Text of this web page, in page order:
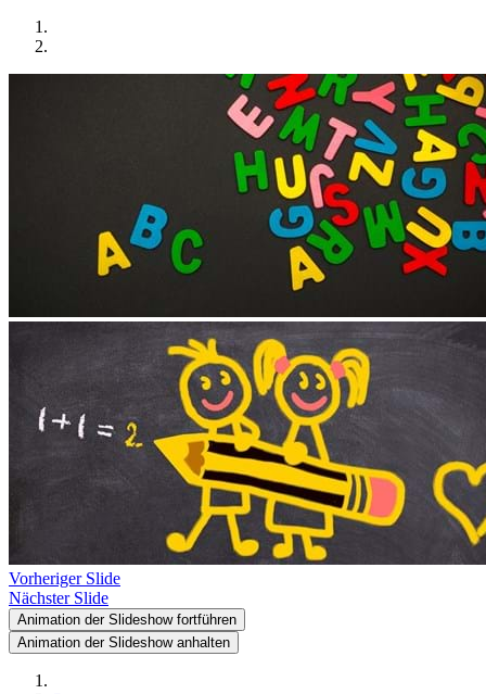
Vorheriger Slide
Nächster Slide
Animation der Slideshow fortführen
Animation der Slideshow anhalten